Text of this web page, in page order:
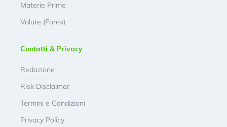
Materie Prime
Valute (Forex)
Contatti & Privacy
Redazione
Risk Disclaimer
Termini e Condizioni
Privacy Policy